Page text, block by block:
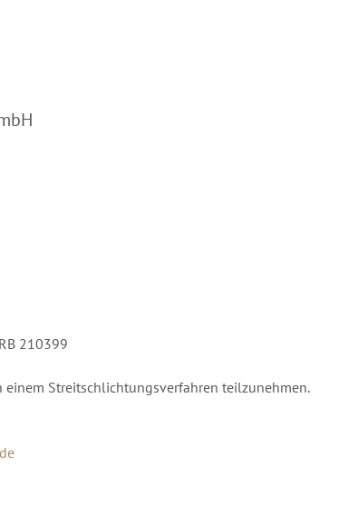
210399
Streitschlichtungsverfahren teilzunehmen.